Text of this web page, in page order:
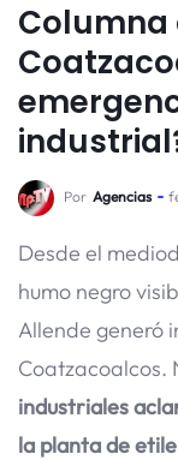
Columna
Por Agencias
Desde el
humo negro
Allende generó
Coatzacoalcos.
industriales
la planta de